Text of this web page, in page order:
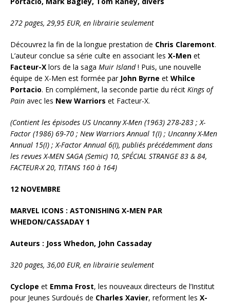
272 pages, 29,95 EUR, en librairie seulement
Découvrez la fin de la longue prestation de Chris Claremont.
L’auteur conclue sa série culte en associant les X-Men et
Facteur-X lors de la saga Muir Island! Puis, une nouvelle
équipe de X-Men est formée par John Byrne et Whilce
Portacio. En complément, la seconde partie du récit Kings of
Pain avec les New Warriors et Facteur-X.
(Contient les épisodes US Uncanny X-Men (1963) 278-283 ; X-
Factor (1986) 69-70 ; New Warriors Annual 1(I) ; Uncanny X-Men
Annual 15(I) ; X-Factor Annual 6(I), publiés précédemment dans
les revues X-MEN SAGA (Semic) 10, SPÉCIAL STRANGE 83 & 84,
FACTEUR-X 20, TITANS 160 à 164)
12 NOVEMBRE
MARVEL ICONS : ASTONISHING X-MEN PAR
WHEDON/CASSADAY 1
Auteurs : Joss Whedon, John Cassaday
320 pages, 36,00 EUR, en librairie seulement
Cyclope et Emma Frost, les nouveaux directeurs de l’Institut
pour Jeunes Surdoués de Charles Xavier, reforment les X-